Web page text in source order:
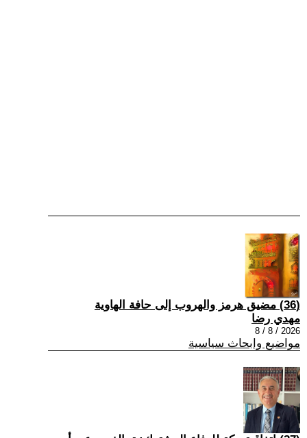
(36) مضيق هرمز والهروب إلى حافة الهاوية
مهدي رضا
2026 / 8 / 8
مواضيع وابحاث سياسية